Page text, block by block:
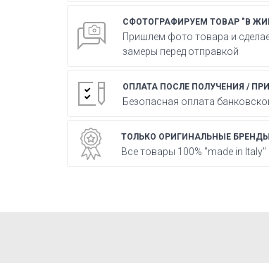
СФОТОГРАФИРУЕМ ТОВАР "В
Пришлем фото товара и
замеры перед отправкой
ОПЛАТА ПОСЛЕ ПОЛУЧЕНИЯ /
Безопасная оплата
ТОЛЬКО ОРИГИНАЛЬНЫЕ БРЕНДЫ
Все товары 100% "made in Italy"